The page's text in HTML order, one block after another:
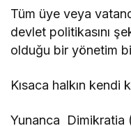
Tüm üye veya
devlet politikasını
olduğu bir yönetim
Kısaca halkın kendi
Yunanca Dimikratia